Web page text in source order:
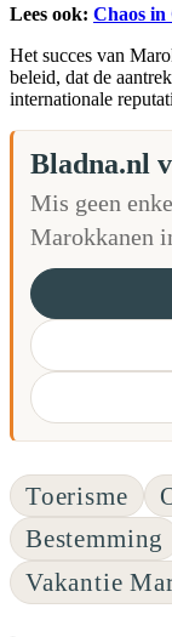
Lees ook: Chaos in
Het succes van
beleid, dat de
internationale
Bladna.nl
Mis geen
Marokkanen
Toerisme
Bestemming
Vakantie